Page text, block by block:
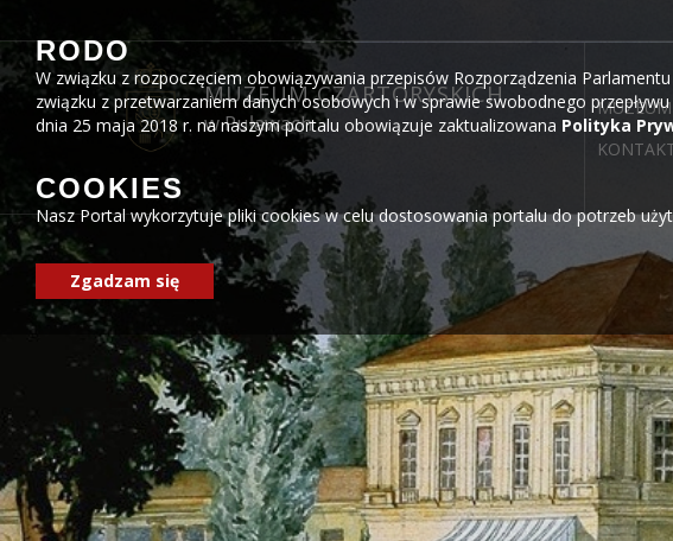
MUZEUM CZARTORYSKICH
w Puławach
RODO
W związku z rozpoczęciem obowiązywania przepisów Rozporządzenia
związku z przetwarzaniem danych osobowych i w sprawie swobodnego
dnia 25 maja 2018 r. na naszym portalu obowiązuje zaktualizowana Polityka
COOKIES
Nasz Portal wykorzytuje pliki cookies w celu dostosowania portalu do potrzeb
Zgadzam się